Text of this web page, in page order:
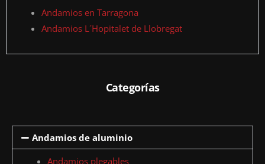
Andamios en Tarragona
Andamios L´Hopitalet de Llobregat
Categorías
Andamios de aluminio
Andamios plegables